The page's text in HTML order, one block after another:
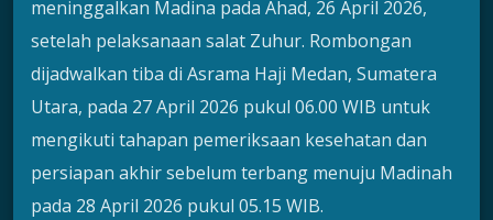
meninggalkan Madina pada Ahad, 26 April 2026,
setelah pelaksanaan salat Zuhur. Rombongan
dijadwalkan tiba di Asrama Haji Medan, Sumatera
Utara, pada 27 April 2026 pukul 06.00 WIB untuk
mengikuti tahapan pemeriksaan kesehatan dan
persiapan akhir sebelum terbang menuju Madinah
pada 28 April 2026 pukul 05.15 WIB.